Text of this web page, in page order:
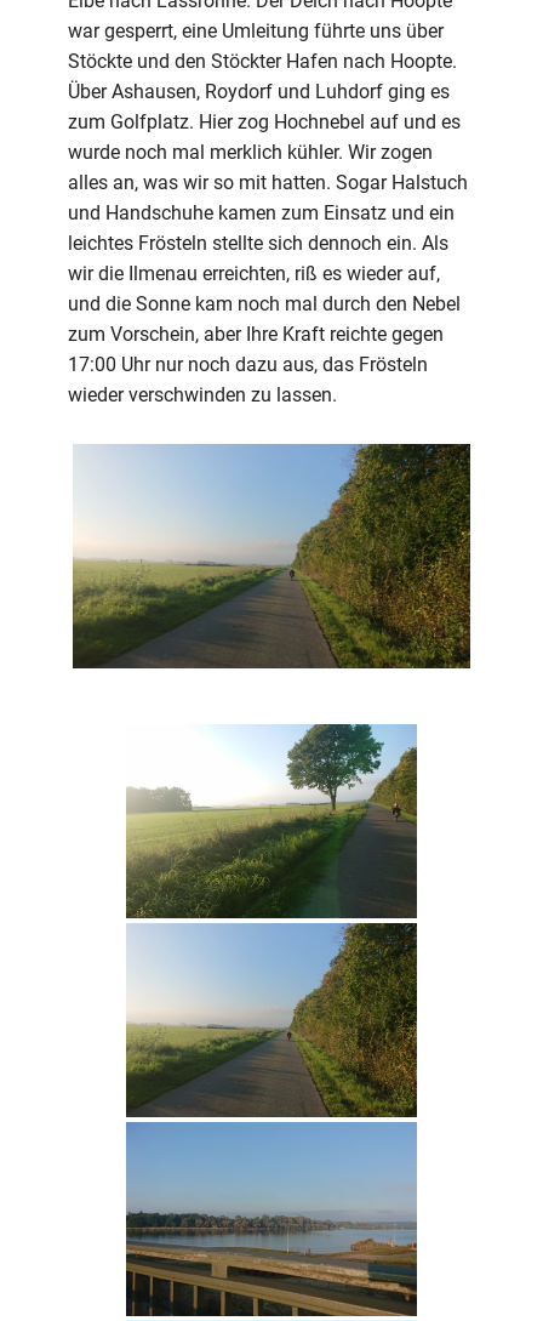
war gesperrt, eine Umleitung führte uns über
Stöckte und den Stöckter Hafen nach Hoopte.
Über Ashausen, Roydorf und Luhdorf ging es
zum Golfplatz. Hier zog Hochnebel auf und es
wurde noch mal merklich kühler. Wir zogen
alles an, was wir so mit hatten. Sogar Halstuch
und Handschuhe kamen zum Einsatz und ein
leichtes Frösteln stellte sich dennoch ein. Als
wir die Ilmenau erreichten, riß es wieder auf,
und die Sonne kam noch mal durch den Nebel
zum Vorschein, aber Ihre Kraft reichte gegen
17:00 Uhr nur noch dazu aus, das Frösteln
wieder verschwinden zu lassen.